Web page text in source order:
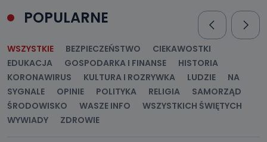
POPULARNE
WSZYSTKIE BEZPIECZEŃSTWO
CIEKAWOSTKI
EDUKACJA
GOSPODARKA I FINANSE
HISTORIA
KORONAWIRUS
KULTURA I ROZRYWKA LUDZIE
NA
SYGNALE
OPINIE POLITYKA RELIGIA
SAMORZĄD
ŚRODOWISKO
WASZE INFO
WSZYSTKICH ŚWIĘTYCH
WYWIADY
ZDROWIE